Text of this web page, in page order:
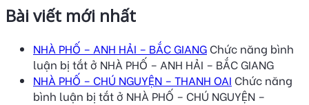
Bài viết mới nhất
NHÀ PHỐ – ANH HẢI – BẮC GIANG Chức năng bình
luận bị tắtở NHÀ PHỐ – ANH HẢI – BẮC GIANG
NHÀ PHỐ – CHÚ NGUYỆN – THANH OAI Chức năng
bình luận bị tắtở NHÀ PHỐ – CHÚ NGUYỆN –